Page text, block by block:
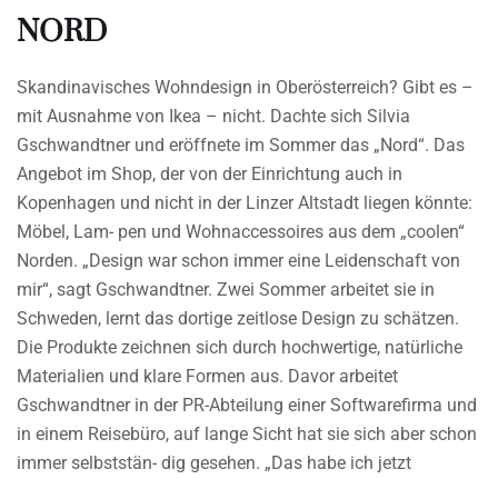
NORD
Skandinavisches Wohndesign in Oberösterreich? Gibt es –
mit Ausnahme von Ikea – nicht. Dachte sich Silvia
Gschwandtner und eröffnete im Sommer das „Nord“. Das
Angebot im Shop, der von der Einrichtung auch in
Kopenhagen und nicht in der Linzer Altstadt liegen könnte:
Möbel, Lam- pen und Wohnaccessoires aus dem „coolen“
Norden. „Design war schon immer eine Leidenschaft von
mir“, sagt Gschwandtner. Zwei Sommer arbeitet sie in
Schweden, lernt das dortige zeitlose Design zu schätzen.
Die Produkte zeichnen sich durch hochwertige, natürliche
Materialien und klare Formen aus. Davor arbeitet
Gschwandtner in der PR-Abteilung einer Softwarefirma und
in einem Reisebüro, auf lange Sicht hat sie sich aber schon
immer selbststän- dig gesehen. „Das habe ich jetzt